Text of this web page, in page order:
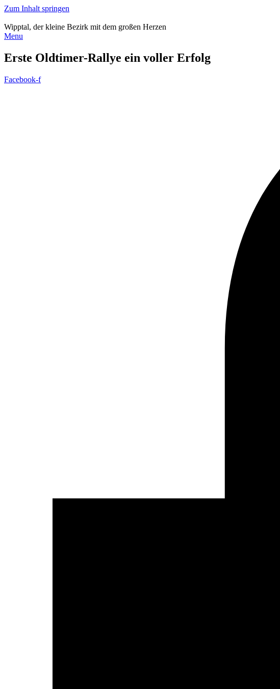
Zum Inhalt springen
Wipptal, der kleine Bezirk mit dem großen Herzen
Menu
Erste Oldtimer-Rallye ein voller Erfolg
Facebook-f